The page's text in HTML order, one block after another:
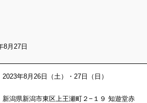
8月27日
2023年8月26日（土）・27日（日）
新潟県新潟市東区上王瀬町２−１９ 知遊堂赤